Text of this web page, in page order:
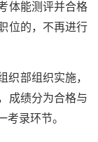
体能测评并合格
位的，不再进行
织部组织实施，
成绩分为合格与
考录环节。